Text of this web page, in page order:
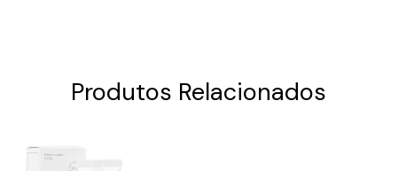
Produtos Relacionados